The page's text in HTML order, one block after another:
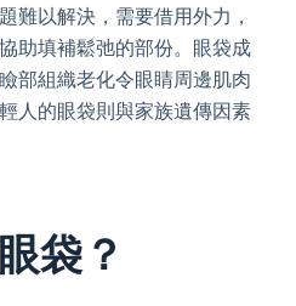
難以解決，需要借用外力，
助填補鬆弛的部份。眼袋成
部組織老化令眼睛周邊肌肉
人的眼袋則與家族遺傳因素
袋？